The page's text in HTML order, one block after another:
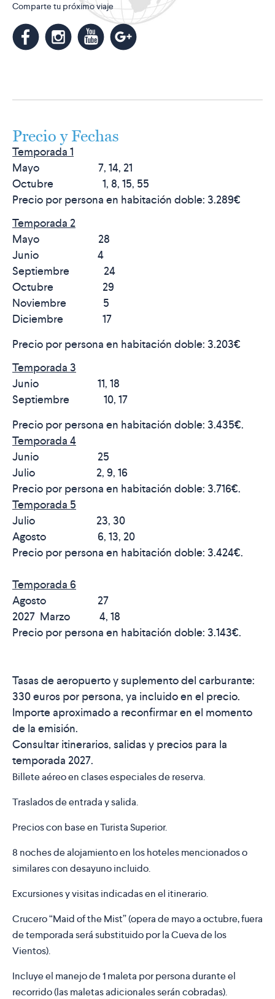
Comparte tu próximo viaje
mknl
Precio y Fechas
Temporada 1
Mayo 7, 14, 21
Octubre 1, 8, 15, 55
Precio por persona en habitación doble: 3.289€
Temporada 2
Mayo 28
Junio 4
Septiembre 24
Octubre 29
Noviembre 5
Diciembre 17
Precio por persona en habitación doble: 3.203€
Temporada 3
Junio 11, 18
Septiembre 10, 17
Precio por persona en habitación doble: 3.435€.
Temporada 4
Junio 25
Julio 2, 9, 16
Precio por persona en habitación doble: 3.716€.
Temporada 5
Julio 23, 30
Agosto 6, 13, 20
Precio por persona en habitación doble: 3.424€.
Temporada 6
Agosto 27
2027 Marzo 4, 18
Precio por persona en habitación doble: 3.143€.
Tasas de aeropuerto y suplemento del carburante:
330 euros por persona, ya incluido en el precio.
Importe aproximado a reconfirmar en el momento
de la emisión.
Consultar itinerarios, salidas y precios para la
temporada 2027.
Billete aéreoen clases especiales de reserva.
Traslados de entrada y salida.
Precios con base en Turista Superior.
8 noches de alojamiento en los hoteles mencionados o
similares con desayuno incluido.
Excursiones y visitas indicadas en el itinerario.
Crucero “Maid of the Mist” (opera de mayo a octubre, fuera
de temporada será substituido por la Cueva de los
Vientos).
Incluye el manejo de 1 maleta por persona durante el
recorrido (las maletas adicionales serán cobradas).